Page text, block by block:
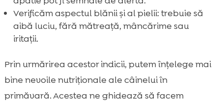
Verificăm aspectul blănii și al pielii: trebuie să
aibă luciu, fără mătreață, mâncărime sau
iritații.
Prin urmărirea acestor indicii, putem înțelege mai
bine nevoile nutriționale ale câinelui în
primăvară. Acestea ne ghidează să facem